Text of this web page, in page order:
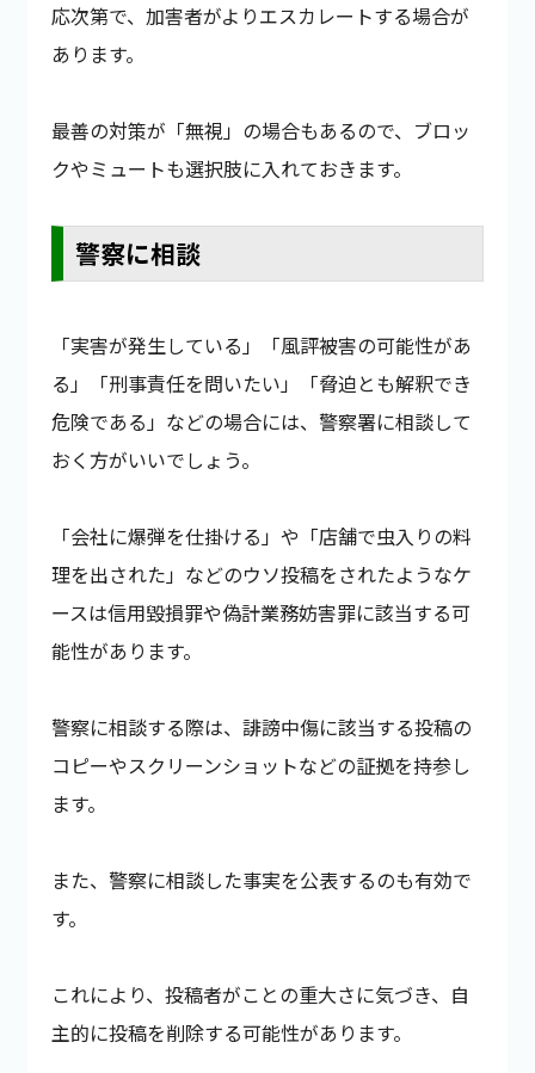
応次第で、加害者がよりエスカレートする場合が
あります。
最善の対策が「無視」の場合もあるので、ブロッ
クやミュートも選択肢に入れておきます。
警察に相談
「実害が発生している」「風評被害の可能性があ
る」「刑事責任を問いたい」「脅迫とも解釈でき
危険である」などの場合には、警察署に相談して
おく方がいいでしょう。
「会社に爆弾を仕掛ける」や「店舗で虫入りの料
理を出された」などのウソ投稿をされたようなケ
ースは信用毀損罪や偽計業務妨害罪に該当する可
能性があります。
警察に相談する際は、誹謗中傷に該当する投稿の
コピーやスクリーンショットなどの証拠を持参し
ます。
また、警察に相談した事実を公表するのも有効で
す。
これにより、投稿者がことの重大さに気づき、自
主的に投稿を削除する可能性があります。